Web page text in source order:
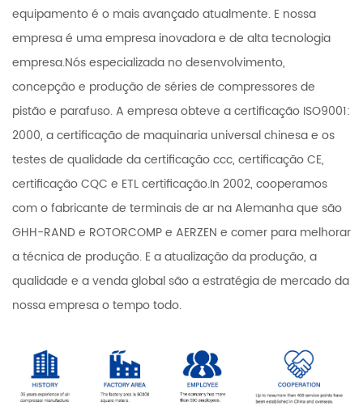
equipamento é o mais avançado atualmente. E nossa
empresa é uma empresa inovadora e de alta tecnologia
empresa.Nós especializada no desenvolvimento,
concepção e produção de séries de compressores de
pistão e parafuso. A empresa obteve a certificação ISO9001:
2000, a certificação de maquinaria universal chinesa e os
testes de qualidade da certificação ccc, certificação CE,
certificação CQC e ETL certificação.In 2002, cooperamos
com o fabricante de terminais de ar na Alemanha que são
GHH-RAND e ROTORCOMP e AERZEN e comer para melhorar
a técnica de produção. E a atualização da produção, a
qualidade e a venda global são a estratégia de mercado da
nossa empresa o tempo todo.